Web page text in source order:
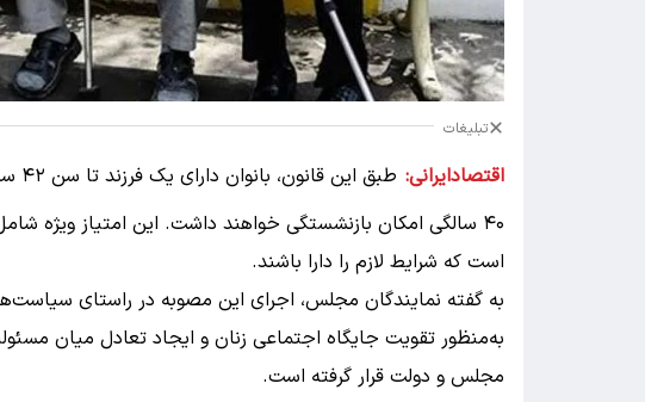
تبلیغات
اقتصادایرانی:
۴۰ سالگی امکان بازنشستگی خواهند داشت. این امتیاز ویژه
است که شرایط لازم را دارا باشند.
به گفته نمایندگان مجلس، اجرای این مصوبه در راستای
به‌منظور تقویت جایگاه اجتماعی زنان و ایجاد تعادل میان
مجلس و دولت قرار گرفته است.